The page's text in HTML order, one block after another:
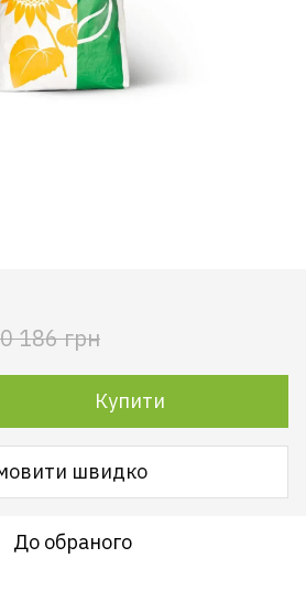
186 грн
Купити
швидко
До обраного